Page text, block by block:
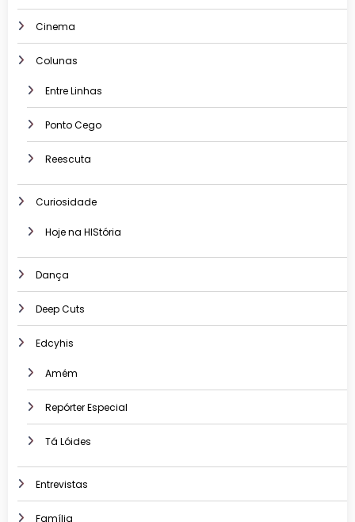
Cinema
Colunas
Entre Linhas
Ponto Cego
Reescuta
Curiosidade
Hoje na HIStória
Dança
Deep Cuts
Edcyhis
Amém
Repórter Especial
Tá Lóides
Entrevistas
Família